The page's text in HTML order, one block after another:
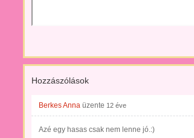
Hozzászólások
Berkes Anna üzente 12 éve
Azé egy hasas csak nem lenne jó.:)